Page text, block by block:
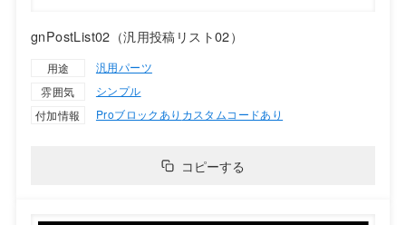
gnPostList02（汎用投稿リスト02）
用途
汎用パーツ
雰囲気
シンプル
付加情報
Proブロックあり カスタムコードあり
コピーする